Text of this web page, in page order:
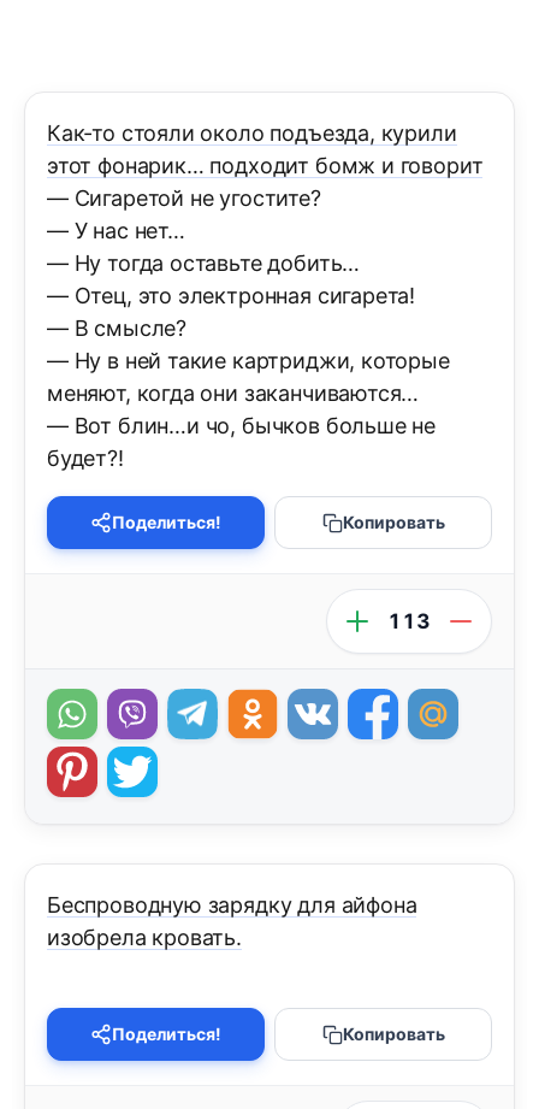
Как-то стояли около подъезда, курили
этот фонарик… подходит бомж и говорит
— Сигаретой не угостите?
— У нас нет…
— Ну тогда оставьте добить…
— Отец, это электронная сигарета!
— В смысле?
— Ну в ней такие картриджи, которые
меняют, когда они заканчиваются…
— Вот блин…и чо, бычков больше не
будет?!
Поделиться! Копировать
113
Беспроводную зарядку для айфона
изобрела кровать.
Поделиться! Копировать